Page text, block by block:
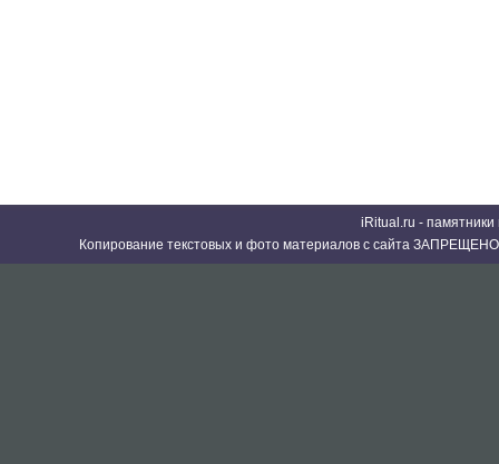
iRitual.ru -
Копирование текстовых и фото материалов с сайта